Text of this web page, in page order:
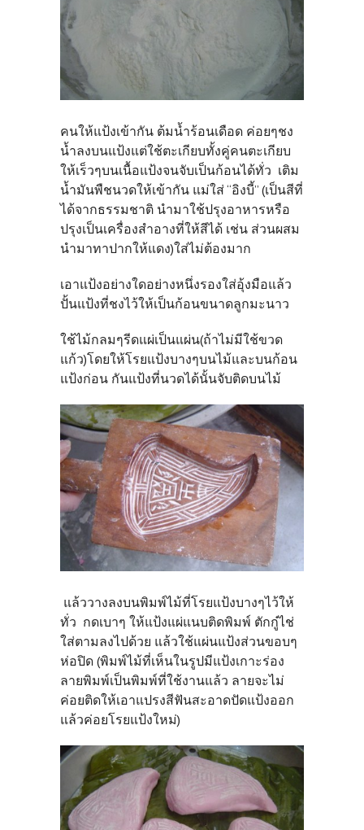
คนให้แป้งเข้ากัน ต้มน้ำร้อนเดือด ค่อยๆชง
น้ำลงบนแป้งแต่ใช้ตะเกียบทั้งคู่คนตะเกียบ
ให้เร็วๆบนเนื้อแป้งจนจับเป็นก้อนได้ทั่ว เติม
น้ำมันพืชนวดให้เข้ากัน แม่ใส่ “อิงบี้” (เป็นสีที่
ได้จากธรรมชาติ นำมาใช้ปรุงอาหารหรือ
ปรุงเป็นเครื่องสำอางที่ให้สีได้ เช่น ส่วนผสม
นำมาทาปากให้แดง)ใส่ไม่ต้องมาก
เอาแป้งอย่างใดอย่างหนึ่งรองใส่อุ้งมือแล้ว
ปั้นแป้งที่ชงไว้ให้เป็นก้อนขนาดลูกมะนาว
ใช้ไม้กลมๆรีดแผ่เป็นแผ่น(ถ้าไม่มีใช้ขวด
แก้ว)โดยให้โรยแป้งบางๆบนไม้และบนก้อน
แป้งก่อน กันแป้งที่นวดได้นั้นจับติดบนไม้
แล้ววางลงบนพิมพ์ไม้ที่โรยแป้งบางๆไว้ให้
ทั่ว กดเบาๆ ให้แป้งแผ่แนบติดพิมพ์ ตักกู๋ไช่
ใส่ตามลงไปด้วย แล้วใช้แผ่นแป้งส่วนขอบๆ
ห่อปิด (พิมพ์ไม้ที่เห็นในรูปมีแป้งเกาะร่อง
ลายพิมพ์เป็นพิมพ์ที่ใช้งานแล้ว ลายจะไม่
ค่อยติดให้เอาแปรงสีฟันสะอาดปัดแป้งออก
แล้วค่อยโรยแป้งใหม่)